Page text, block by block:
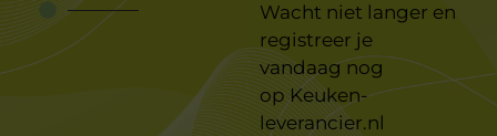
Wacht niet langer en
registreer je
vandaag nog
opKeuken-
leverancier.nl